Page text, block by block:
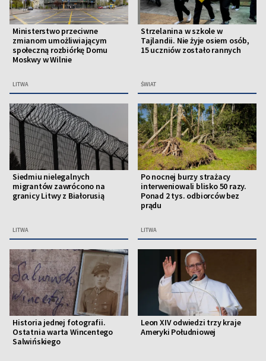
Ministerstwo przeciwne
zmianom umożliwiającym
społeczną rozbiórkę Domu
Moskwy w Wilnie
LITWA
Strzelanina w szkole w
Tajlandii. Nie żyje osiem osób,
15 uczniów zostało rannych
ŚWIAT
Siedmiu nielegalnych
migrantów zawrócono na
granicy Litwy z Białorusią
LITWA
Po nocnej burzy strażacy
interweniowali blisko 50 razy.
Ponad 2 tys. odbiorców bez
prądu
LITWA
Historia jednej fotografii.
Ostatnia warta Wincentego
Salwińskiego
Leon XIV odwiedzi trzy kraje
Ameryki Południowej